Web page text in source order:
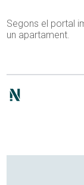
Segons el portal
un apartament.